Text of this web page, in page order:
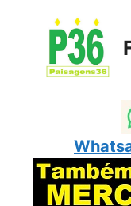
conteúdo